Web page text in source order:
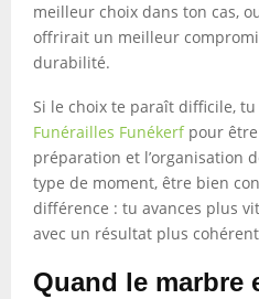
meilleur choix dans ton cas,
offrirait un meilleur
durabilité.
Si le choix te paraît difficile,
Funérailles Funékerfpour être
préparation et l’organisation
type de moment, être bien
différence : tu avances plus
avec un résultat plus
Quand le marbre